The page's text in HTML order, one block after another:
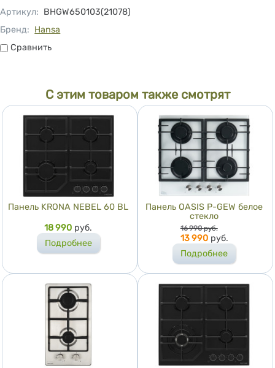
Артикул: BHGW650103(21078)
Бренд: Hansa
СравнитьСравнить
С этим товаром также смотрят
Панель KRONA NEBEL 60 BL
Цена
18 990 руб.
Подробнее
Панель OASIS P-GEW белое
стекло
Цена
16 990 руб.
13 990 руб.
Подробнее